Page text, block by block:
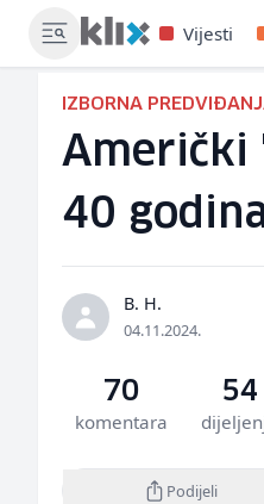
Vijesti
IZBORNA
Američki
40
B. H.
04.11.2024.
70
komentara
54
Podijeli